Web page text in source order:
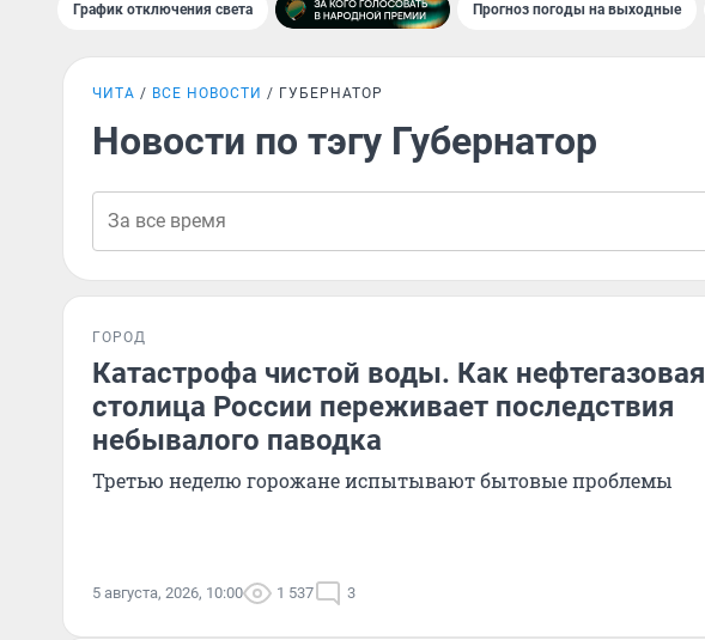
График отключения света Прогноз погоды на выходные
ЧИТА ВСЕ НОВОСТИ ГУБЕРНАТОР
Новости по тэгу Губернатор
ГОРОД
Катастрофа чистой воды. Как нефтегазовая
столица России переживает последствия
небывалого паводка
Третью неделю горожане испытывают бытовые проблемы
5 августа, 2026, 10:00 1 537 3